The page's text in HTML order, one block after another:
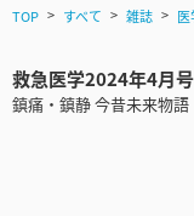
TOP すべて 雑誌 医
救急医学2024年4月号
鎮痛・鎮静 今昔未来物語